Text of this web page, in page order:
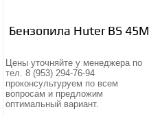
Бензопила Huter BS 45M
Цены уточняйте у менеджера по
тел. 8 (953) 294-76-94
проконсультуруем по всем
вопросам и предложим
оптимальный вариант.